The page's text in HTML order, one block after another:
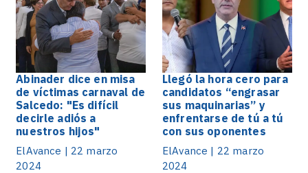
Abinader dice en misa
de víctimas carnaval de
Salcedo: "Es difícil
decirle adiós a
nuestros hijos"
ElAvance | 22 marzo
2024
Llegó la hora cero para
candidatos “engrasar
sus maquinarias” y
enfrentarse de tú a tú
con sus oponentes
ElAvance | 22 marzo
2024